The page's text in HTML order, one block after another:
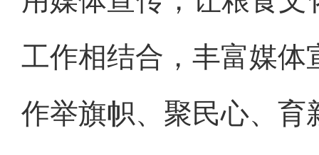
工作相结合，丰富媒体
作举旗帜、聚民心、育